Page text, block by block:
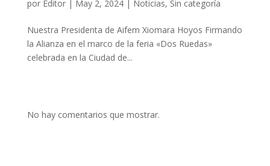
por Editor| May 2, 2024| Noticias, Sin categoría
Nuestra Presidenta de Aifem Xiomara Hoyos Firmando
la Alianza en el marco de la feria «Dos Ruedas»
celebrada en la Ciudad de...
No hay comentarios que mostrar.